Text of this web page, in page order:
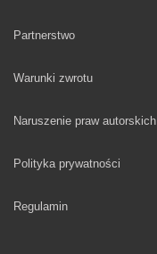
Partnerstwo
Warunki zwrotu
Naruszenie praw autorskich
Polityka prywatności
Regulamin